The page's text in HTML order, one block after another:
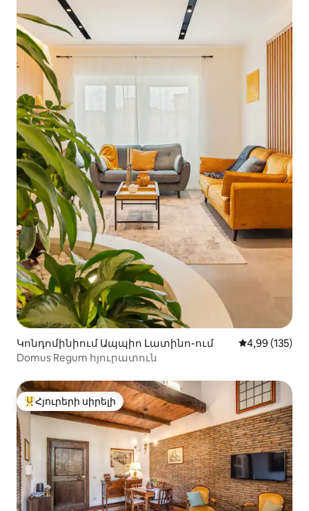
Կոնդոմինիում Ապպիո Լատինո-ում Միջին
4,99 (135)
Domus Regum հյուրատուն
Հյուրերի սիրելի լավագույն տները
Հյուրերի սիրելի